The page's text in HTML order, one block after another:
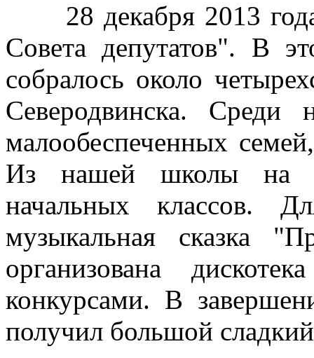
28 декабря 2013
Совета депутатов". В
собралось около
Северодвинска.
малообеспеченных
Из нашей школы на
начальных классов.
музыкальная сказка
организована
конкурсами. В
получил большой